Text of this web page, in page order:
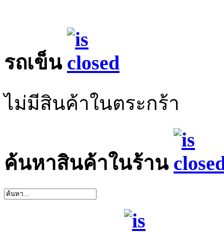
รถเข็น
ไม่มีสินค้าในตระกร้า
ค้นหาสินค้าในร้าน